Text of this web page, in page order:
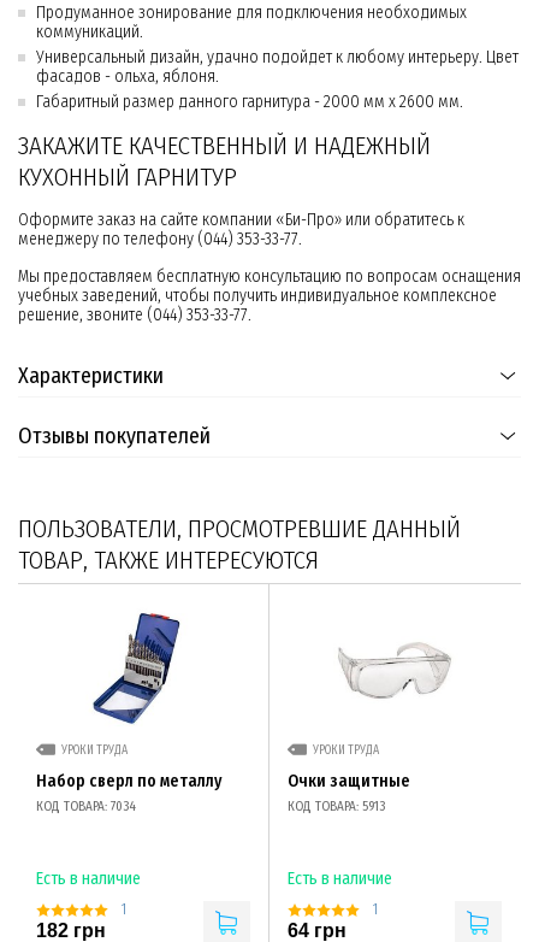
Продуманное зонирование для подключения необходимых
коммуникаций.
Универсальный дизайн, удачно подойдет к любому интерьеру. Цвет
фасадов - ольха, яблоня.
Габаритный размер данного гарнитура - 2000 мм х 2600 мм.
ЗАКАЖИТЕ КАЧЕСТВЕННЫЙ И НАДЕЖНЫЙ
КУХОННЫЙ ГАРНИТУР
Оформите заказ на сайте компании «Би-Про» или обратитесь к
менеджеру по телефону (044) 353-33-77.
Мы предоставляем бесплатную консультацию по вопросам оснащения
учебных заведений, чтобы получить индивидуальное комплексное
решение, звоните (044) 353-33-77.
Характеристики
Отзывы покупателей
ПОЛЬЗОВАТЕЛИ, ПРОСМОТРЕВШИЕ ДАННЫЙ
ТОВАР, ТАКЖЕ ИНТЕРЕСУЮТСЯ
УРОКИ ТРУДА
Набор сверл по металлу
КОД ТОВАРА: 7034
Есть в наличие
1
182 грн
УРОКИ ТРУДА
Очки защитные
КОД ТОВАРА: 5913
Есть в наличие
1
64 грн